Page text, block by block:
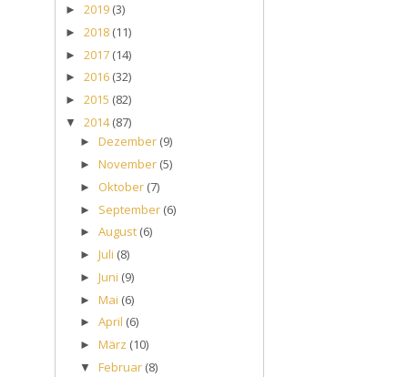
► 2019 (3)
► 2018 (11)
► 2017 (14)
► 2016 (32)
► 2015 (82)
▼ 2014(87)
► Dezember (9)
► November (5)
► Oktober (7)
► September (6)
► August (6)
► Juli (8)
► Juni (9)
► Mai (6)
► April (6)
► März (10)
▼ Februar (8)